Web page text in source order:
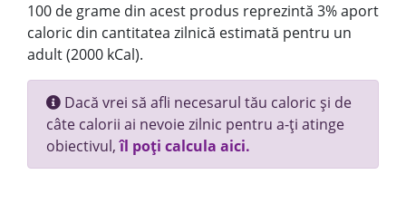
100 de grame din acest produs reprezintă 3% aport
caloric din cantitatea zilnică estimată pentru un
adult (2000 kCal).
Dacă vrei să afli necesarul tău caloric și de
câte calorii ai nevoie zilnic pentru a-ți atinge
obiectivul,îl poți calcula aici.